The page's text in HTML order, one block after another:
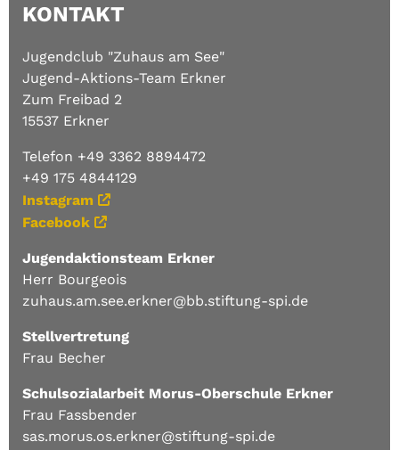
KONTAKT
Jugendclub "Zuhaus am See"
Jugend-Aktions-Team Erkner
Zum Freibad 2
15537 Erkner
Telefon +49 3362 8894472
+49 175 4844129
Instagram
Facebook
Jugendaktionsteam Erkner
Herr Bourgeois
zuhaus.am.see.erkner@bb.stiftung-spi.de
Stellvertretung
Frau Becher
Schulsozialarbeit Morus-Oberschule Erkner
Frau Fassbender
sas.morus.os.erkner@stiftung-spi.de